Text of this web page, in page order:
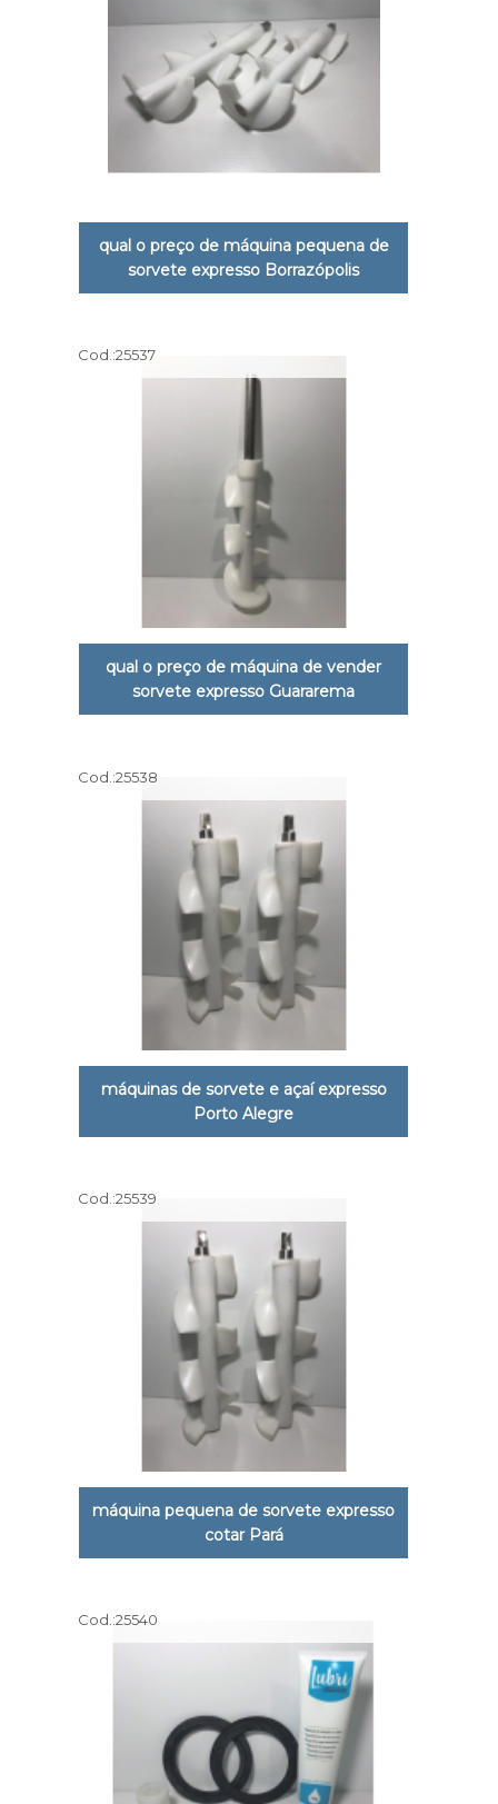
qual o preço de máquina pequena de
sorvete expresso Borrazópolis
Cod.:25537
qual o preço de máquina de vender
sorvete expresso Guararema
Cod.:25538
máquinas de sorvete e açaí expresso
Porto Alegre
Cod.:25539
máquina pequena de sorvete expresso
cotar Pará
Cod.:25540